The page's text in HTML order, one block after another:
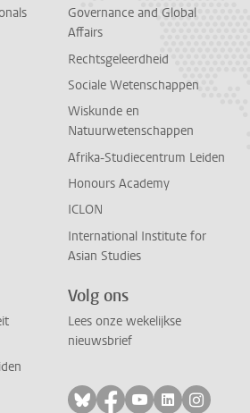
Governance and Global
Affairs
Rechtsgeleerdheid
Sociale Wetenschappen
Wiskunde en
Natuurwetenschappen
Afrika-Studiecentrum Leiden
Honours Academy
ICLON
International Institute for
Asian Studies
Volg ons
Lees onze wekelijkse
nieuwsbrief
Volg ons op bluesky
Volg ons op
Volg ons op
Volg ons
Volg